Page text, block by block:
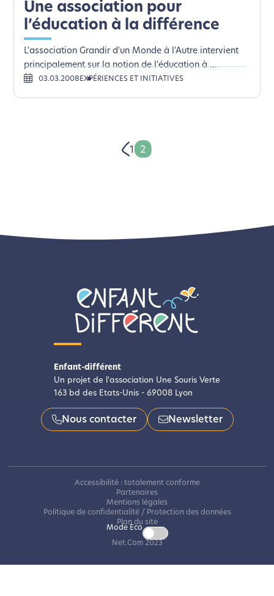
Une association pour
l’éducation à la différence
L'association Grandir d'un Monde à l'Autre intervient
principalement sur la notion de l'éducation à ...
03.03.2008 EXPÉRIENCES ET INITIATIVES
1 2
Enfant-différent
Un projet de l'association Une Souris Verte
163 bd des Etats-Unis - 69008 Lyon
Nous contacter Newsletter
Accessibilité : totalement conforme
Partenaires
Mentions légales
Politique de confidentialité / Protection des données
Plan du site
Mode Eco
Net.Com 2023